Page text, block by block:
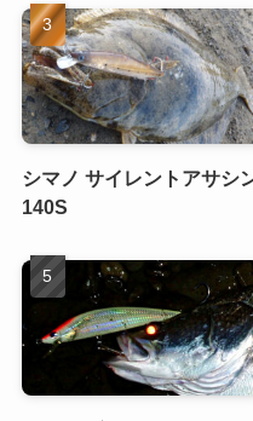
シマノ サイレントアサシ
140S